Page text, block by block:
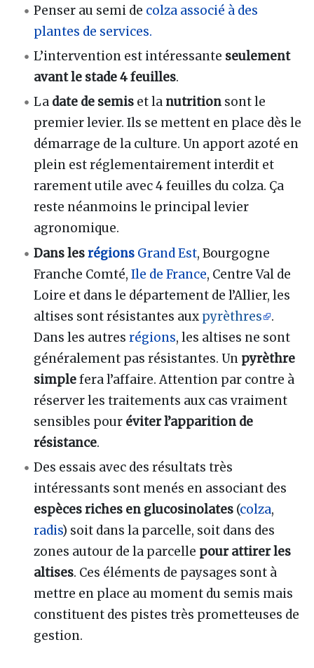
Penser au semi de colza associé à des
plantes de services.
L’intervention est intéressante seulement
avant le stade 4 feuilles.
La date de semis et la nutrition sont le
premier levier. Ils se mettent en place dès le
démarrage de la culture. Un apport azoté en
plein est réglementairement interdit et
rarement utile avec 4 feuilles du colza. Ça
reste néanmoins le principal levier
agronomique.
Dans lesrégions Grand Est, Bourgogne
Franche Comté,Ile de France, Centre Val de
Loire et dans le département de l’Allier, les
altises sont résistantes aux pyrèthres
.
Dans les autresrégions, les altises ne sont
généralement pas résistantes. Un pyrèthre
simplefera l’affaire. Attention par contre à
réserver les traitements aux cas vraiment
sensibles pour éviter l’apparition de
résistance.
Des essais avec des résultats très
intéressants sont menés en associant des
espèces riches en glucosinolates (colza,
radis) soit dans la parcelle, soit dans des
zones autour de la parcelle pour attirer les
altises. Ces éléments de paysages sont à
mettre en place au moment du semis mais
constituent des pistes très prometteuses de
gestion.